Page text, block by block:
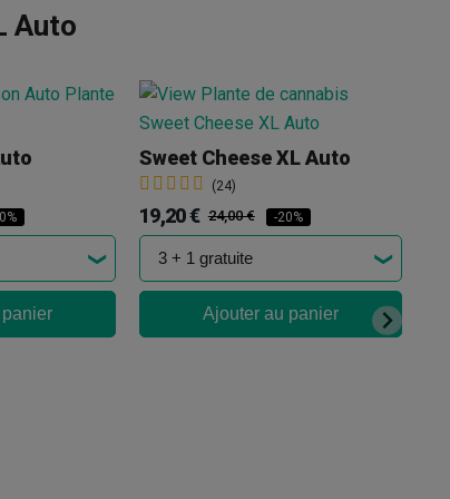
Auto
Sweet Cheese XL Auto
(24)
19,20 € 24,00 € -20%
Ajouter au panier